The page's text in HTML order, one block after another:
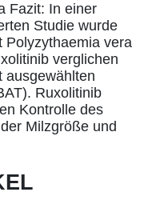
Fazit: In einer
Studie wurde
Polyzythaemia vera
verglichen
ausgewählten
Ruxolitinib
Kontrolle des
Milzgröße und